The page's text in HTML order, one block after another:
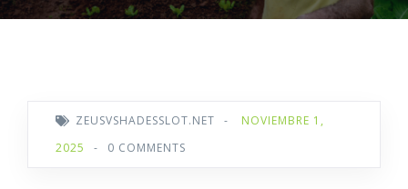
ZEUSVSHADESSLOT.NET -
NOVIEMBRE 1,
2025
- 0 COMMENTS